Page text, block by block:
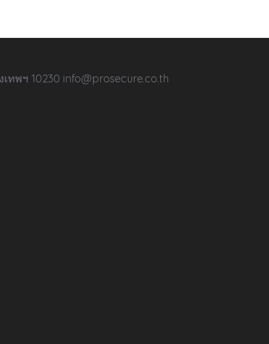
พฯ 10230 info@prosecure.co.th